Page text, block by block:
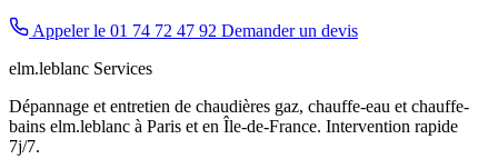
Appeler le 01 74 72 47 92 Demander un devis
elm.leblanc Services
Dépannage et entretien de chaudières gaz, chauffe-eau et chauffe-
bains elm.leblanc à Paris et en Île-de-France. Intervention rapide
7j/7.